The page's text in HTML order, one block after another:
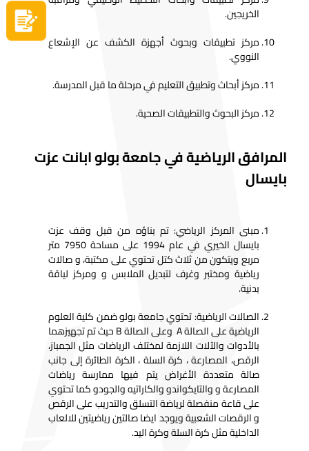
الخريجين.
مركز تطبيقات وبحوث أجهزة الكشف عن الإشعاع
النووي.
مركز أبحاث وتطبيق التعليم في مرحلة ما قبل المدرسة.
مركز البحوث والتطبيقات الصحية.
المرافق الرياضية في جامعة بولو ابانت عزت
بايسال
مبنى المركز الرياضي: تم بناؤه من قبل وقف عزت
بايسال الخيري في عام 1994 على مساحة 7950 متر
مربع ويتكون من ثلاث كتل تحتوي على مكتبة، و صالات
رياضية ومختبر وغرف لتبديل الملابس و ومركز لياقة
بدنية.
الصالات الرياضية: تحتوي جامعة بولو ضمن كلية العلوم
الرياضية على الصالة A وعلى الصالة B حيث تم تجهيزهما
بالأدوات والآلات اللازمة لمختلف الرياضات مثل الجمباز،
الرقص، المصارعة ، كرة السلة ، الكرة الطائرة إلى جانب
صالة متعددة الأغراض يتم فيها ممارسة رياضات
المصارعة و والتايكواندو والكاراتيه والجودو كما تحتوي
على قاعة منفصلة لرياضة التسلق والتدريب على الرقص
و الرقصات الشعبية ويوجد ايضا صالتين رياضيتين للالعاب
الداخلية مثل كرة السلة وكرة اليد.
سجل الآن